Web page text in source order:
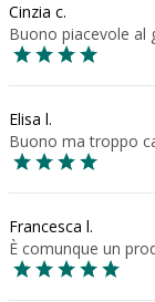
Cinzia c.
Buono piacevole al
Elisa l.
Buono ma troppo
Francesca l.
È comunque un